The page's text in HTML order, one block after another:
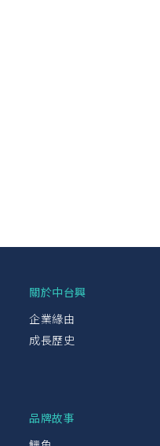
關於中台興
企業緣由
成長歷史
品牌故事